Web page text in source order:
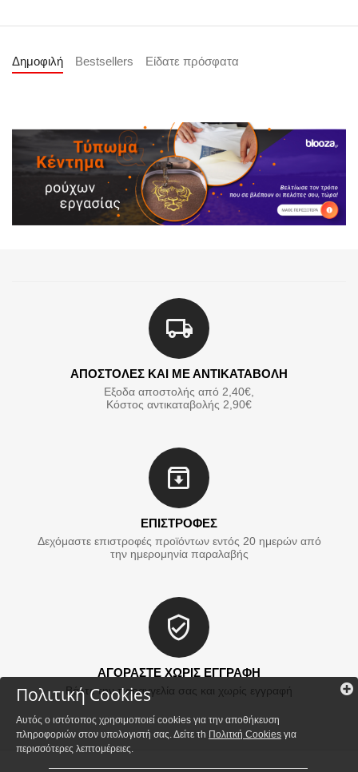
Δημοφιλή Bestsellers Είδατε πρόσφατα
ΑΠΟΣΤΟΛΕΣ ΚΑΙ ΜΕ ΑΝΤΙΚΑΤΑΒΟΛΗ
Εξοδα αποστολής από 2,40€,
Κόστος αντικαταβολής 2,90€
ΕΠΙΣΤΡΟΦΕΣ
Δεχόμαστε επιστροφές προϊόντων εντός 20 ημερών από
την ημερομηνία παραλαβής
ΑΓΟΡΑΣΤΕ ΧΩΡΙΣ ΕΓΓΡΑΦΗ
Βάλτε την παραγγελία σας και χωρίς εγγραφή
Πολιτική Cookies
Αυτός ο ιστότοπος χρησιμοποιεί cookies για την αποθήκευση
πληροφοριών στον υπολογιστή σας. Δείτε τh Πολιτκή Cookies για
περισσότερες λεπτομέρειες.